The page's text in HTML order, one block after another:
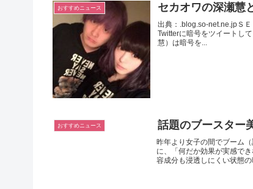
おすすめニュース セカオワの深瀬慧
出典：.blog.so-net.ne.jpＳ
Twitterに暗号をツイートし
慧）は暗号を...
おすすめニュース 話題のブースター
昨年より女子の間でブーム
に、「何だか効果が実感で
容成分も浸透しにくい状態の